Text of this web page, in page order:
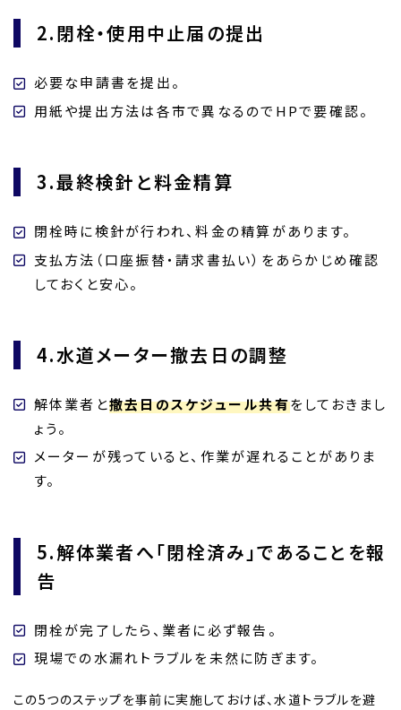
2.閉栓・使用中止届の提出
必要な申請書を提出。
用紙や提出方法は各市で異なるのでHPで要確認。
3.最終検針と料金精算
閉栓時に検針が行われ、料金の精算があります。
支払方法（口座振替・請求書払い）をあらかじめ確認
しておくと安心。
4.水道メーター撤去日の調整
解体業者と撤去日のスケジュール共有をしておきまし
ょう。
メーターが残っていると、作業が遅れることがありま
す。
5.解体業者へ「閉栓済み」であることを報
告
閉栓が完了したら、業者に必ず報告。
現場での水漏れトラブルを未然に防ぎます。
この5つのステップを事前に実施しておけば、水道トラブルを避